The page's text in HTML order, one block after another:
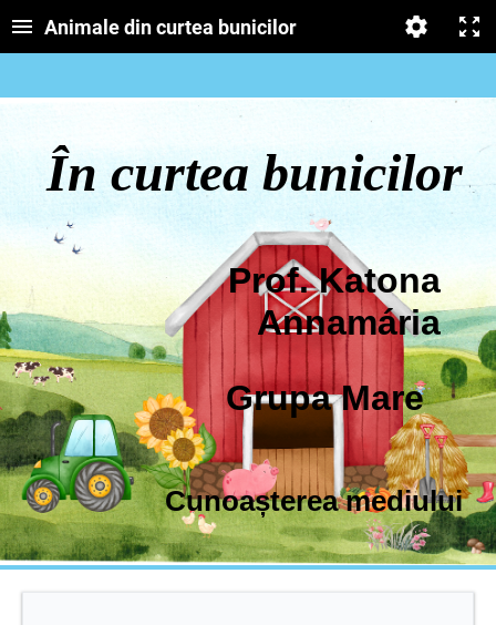
Animale din curtea bunicilor
În curtea bunicilor
Prof. Katona
Annamária
Grupa Mare
Cunoașterea mediului